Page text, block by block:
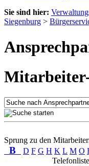
Sie sind hier:
Siegenburg >
Sprung zu den
B D F G H K L M O